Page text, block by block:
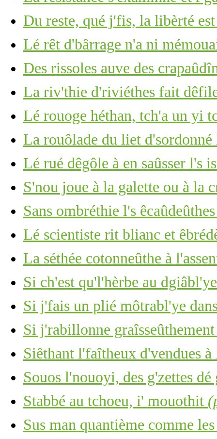
Du reste, qué j'fis, la libèrté
Lé rêt d'bârrage n'a ni
Des rissoles auve des
La riv'thie d'riviéthes fait
Lé rouoge héthan, tch'a un yi
La rouôlade du liet d'sordonné
Lé rué dêgôle à en saûsser l's
S'nou joue à la galette ou à la
Sans ombréthie l's
Lé scientiste rit blianc et
La séthée cotonneûthe à
Si ch'est qu'l'hèrbe au
Si j'fais un plié môtrabl'ye
Si j'rabillonne
Siêthant l'faîtheux d'vendues
Souos l'nouoyi, des g'zettes
Stabbé au tchoeu, i' mouothit
Sus man quantième comme